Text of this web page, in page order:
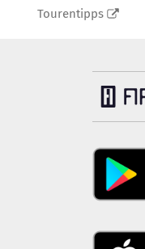
Tourentipps